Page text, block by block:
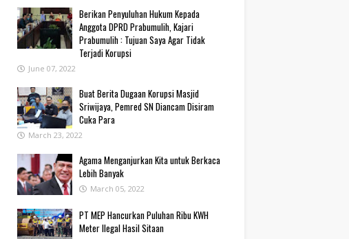
Berikan Penyuluhan Hukum Kepada
Anggota DPRD Prabumulih, Kajari
Prabumulih : Tujuan Saya Agar Tidak
Terjadi Korupsi
June 07, 2022
Buat Berita Dugaan Korupsi Masjid
Sriwijaya, Pemred SN Diancam Disiram
Cuka Para
March 23, 2022
Agama Menganjurkan Kita untuk Berkaca
Lebih Banyak
March 05, 2022
PT MEP Hancurkan Puluhan Ribu KWH
Meter Ilegal Hasil Sitaan